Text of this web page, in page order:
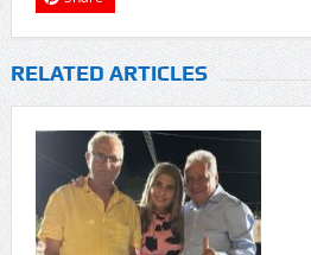
RELATED ARTICLES